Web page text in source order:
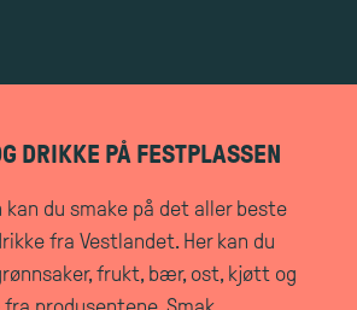
DRIKKE PÅ FESTPLASSEN
kan du smake på det aller beste
fra Vestlandet. Her kan du
frukt, bær, ost, kjøtt og